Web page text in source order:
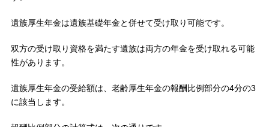
遺族厚生年金は遺族基礎年金と併せて受け取り可能です。
双方の受け取り資格を満たす遺族は両方の年金を受け取れる可能
性があります。
遺族厚生年金の受給額は、老齢厚生年金の報酬比例部分の4分の3
に該当します。